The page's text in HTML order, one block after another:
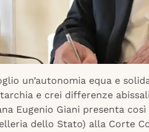
un’autonomia equa e
e crei differenze
Eugenio Giani presenta
dello Stato) alla Corte